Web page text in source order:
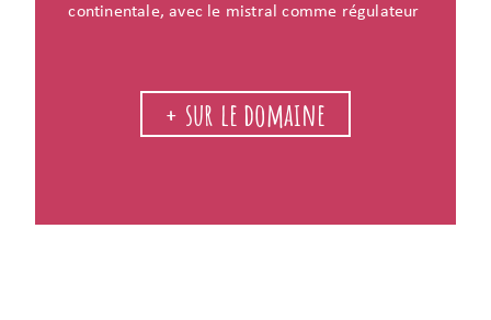
continentale, avec le mistral comme régulateur
+ sur le domaine